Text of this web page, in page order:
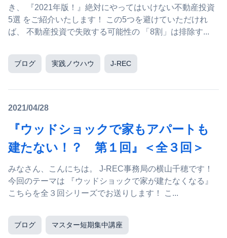
き、 『2021年版！』絶対にやってはいけない不動産投資
5選 をご紹介いたします！ この5つを避けていただけれ
ば、 不動産投資で失敗する可能性の 「8割」は排除す...
ブログ 実践ノウハウ J-REC
2021/04/28
『ウッドショックで家もアパートも
建たない！？ 第１回』＜全３回＞
みなさん、こんにちは。 J-REC事務局の横山千穂です！
今回のテーマは 『ウッドショックで家が建たなくなる』
こちらを全３回シリーズでお送りします！ こ...
ブログ マスター短期集中講座